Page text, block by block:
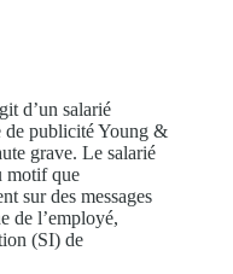
d’un salarié
de publicité Young &
grave. Le salarié
motif que
sur des messages
de l’employé,
(SI) de